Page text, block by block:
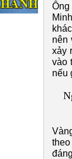
nên
xảy
vào
nếu